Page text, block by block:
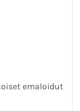
emaloidut